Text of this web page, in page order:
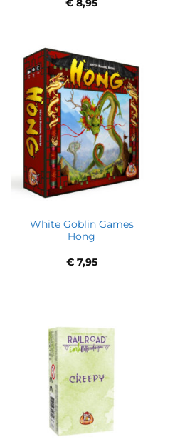
€ 8,95
White Goblin Games
Hong
€7,95